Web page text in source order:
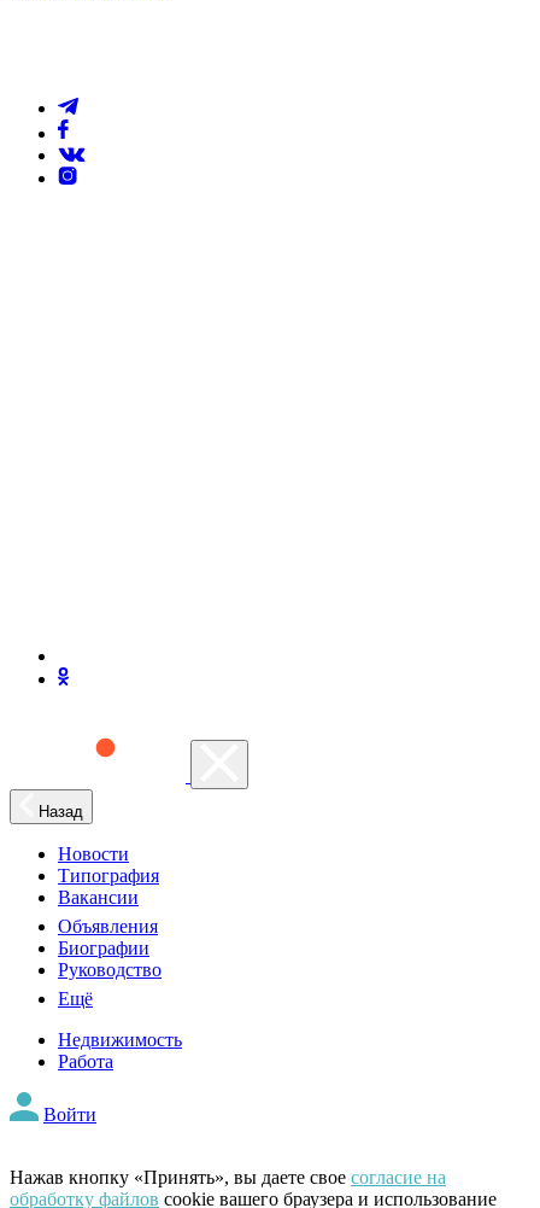
Назад
Новости
Типография
Вакансии
Объявления
Биографии
Руководство
Ещё
Недвижимость
Работа
Войти
Нажав кнопку «Принять», вы даете свое согласие на
обработку файлов cookie вашего браузера и использование